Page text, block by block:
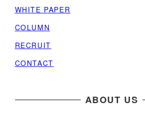
WHITE PAPER
COLUMN
RECRUIT
CONTACT
ABOUT US